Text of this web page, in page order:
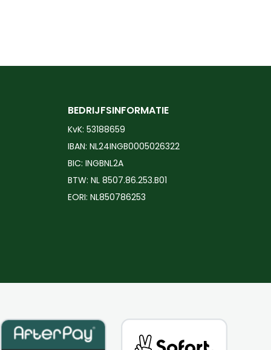
BEDRIJFSINFORMATIE
KvK: 53188659
IBAN: NL24INGB0005026322
BIC: INGBNL2A
BTW: NL 8507.86.253.B01
EORI: NL850786253